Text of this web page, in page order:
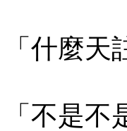
什麼天
不是不